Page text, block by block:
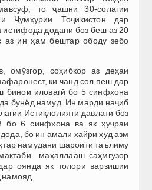
то ҷашни 30-солагии
Ҷумҳурии Тоҷикистон дар
истифода додани боз беш аз 20
аз ин ҳам бештар ободу зебо
омӯзгор, соҳибкор аз деҳаи
ки чанд сол пеш дар
бинои иловагӣ бо 5 синфхона
бунёд намуд. Ин марди наҷиб
Истиқлолияти давлатӣ боз
бо 6 синфхона ва як ҳуҷраи
бо ин амали хайри худ азм
намудани шароити таълиму
маҳаллааш саҳмгузор
оянда як толори варзишии
намояд.